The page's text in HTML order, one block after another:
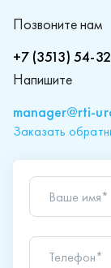
Позвоните нам
+7 (3513) 54-
Напишите
manager@rti-
Заказать
Ваше имя*
Телефон*
Ваш
Отправляя
политикой